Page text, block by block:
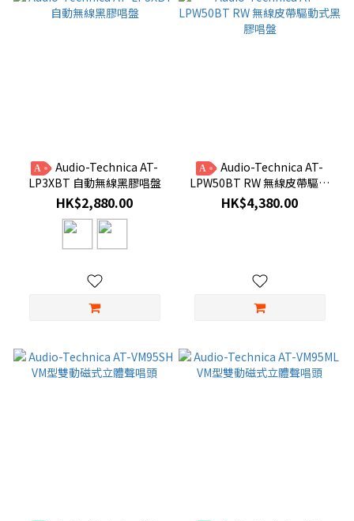
A
LP3XBT 自動無線黑膠唱盤
HK$2,880.00
A
LPW50BT RW 無線皮帶驅動
式黑膠唱盤
HK$4,380.00